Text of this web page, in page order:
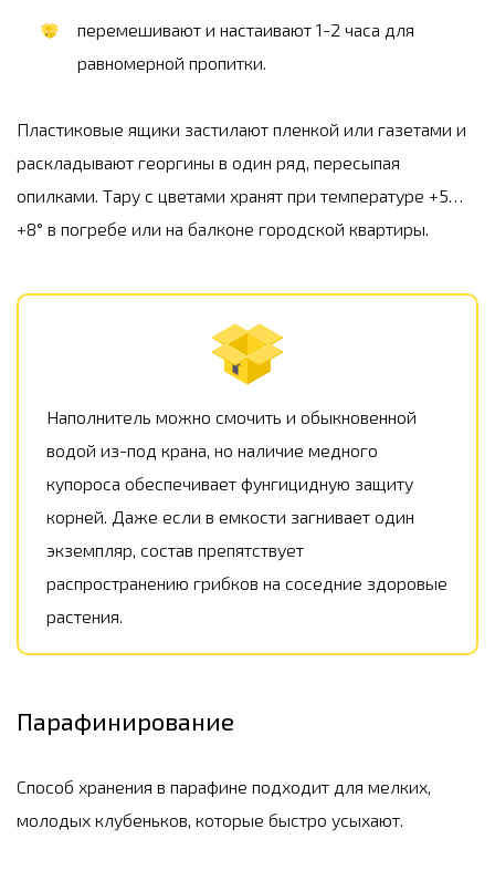
перемешивают и настаивают 1-2 часа для
равномерной пропитки.
Пластиковые ящики застилают пленкой или газетами и
раскладывают георгины в один ряд, пересыпая
опилками. Тару с цветами хранят при температуре +5…
+8° в погребе или на балконе городской квартиры.
Наполнитель можно смочить и обыкновенной
водой из-под крана, но наличие медного
купороса обеспечивает фунгицидную защиту
корней. Даже если в емкости загнивает один
экземпляр, состав препятствует
распространению грибков на соседние здоровые
растения.
Парафинирование
Способ хранения в парафине подходит для мелких,
молодых клубеньков, которые быстро усыхают.